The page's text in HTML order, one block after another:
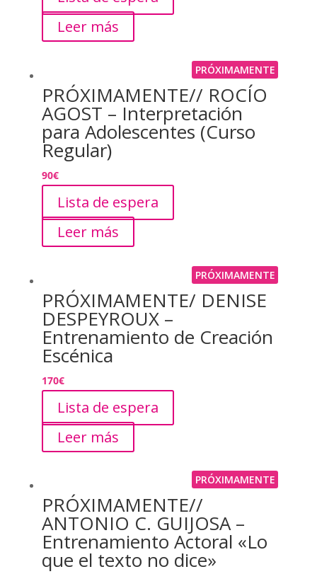
Leer más
PRÓXIMAMENTE
PRÓXIMAMENTE// ROCÍO
AGOST – Interpretación
para Adolescentes (Curso
Regular)
90€
Lista de espera
Leer más
PRÓXIMAMENTE
PRÓXIMAMENTE/ DENISE
DESPEYROUX –
Entrenamiento de Creación
Escénica
170€
Lista de espera
Leer más
PRÓXIMAMENTE
PRÓXIMAMENTE//
ANTONIO C. GUIJOSA –
Entrenamiento Actoral «Lo
que el texto no dice»